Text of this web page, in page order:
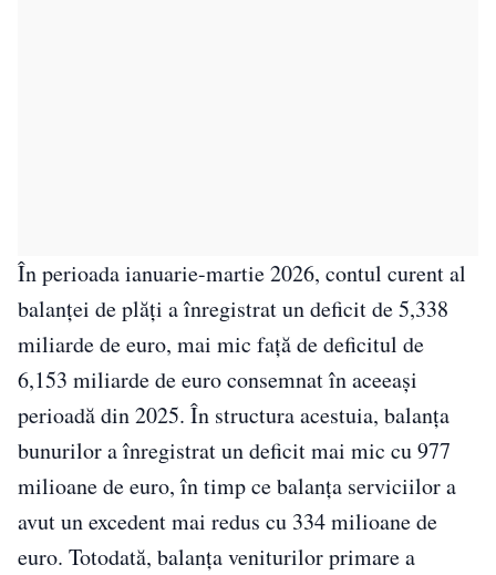
În perioada ianuarie-martie 2026, contul curent al
balanţei de plăţi a înregistrat un deficit de 5,338
miliarde de euro, mai mic faţă de deficitul de
6,153 miliarde de euro consemnat în aceeaşi
perioadă din 2025. În structura acestuia, balanţa
bunurilor a înregistrat un deficit mai mic cu 977
milioane de euro, în timp ce balanţa serviciilor a
avut un excedent mai redus cu 334 milioane de
euro. Totodată, balanţa veniturilor primare a